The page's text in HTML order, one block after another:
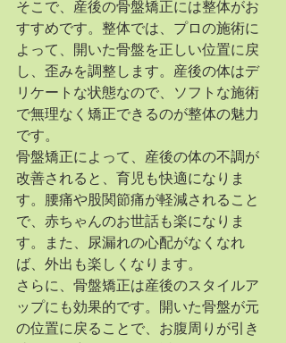
そこで、産後の骨盤矯正には整体がお
すすめです。整体では、プロの施術に
よって、開いた骨盤を正しい位置に戻
し、歪みを調整します。産後の体はデ
リケートな状態なので、ソフトな施術
で無理なく矯正できるのが整体の魅力
です。
骨盤矯正によって、産後の体の不調が
改善されると、育児も快適になりま
す。腰痛や股関節痛が軽減されること
で、赤ちゃんのお世話も楽になりま
す。また、尿漏れの心配がなくなれ
ば、外出も楽しくなります。
さらに、骨盤矯正は産後のスタイルア
ップにも効果的です。開いた骨盤が元
の位置に戻ることで、お腹周りが引き